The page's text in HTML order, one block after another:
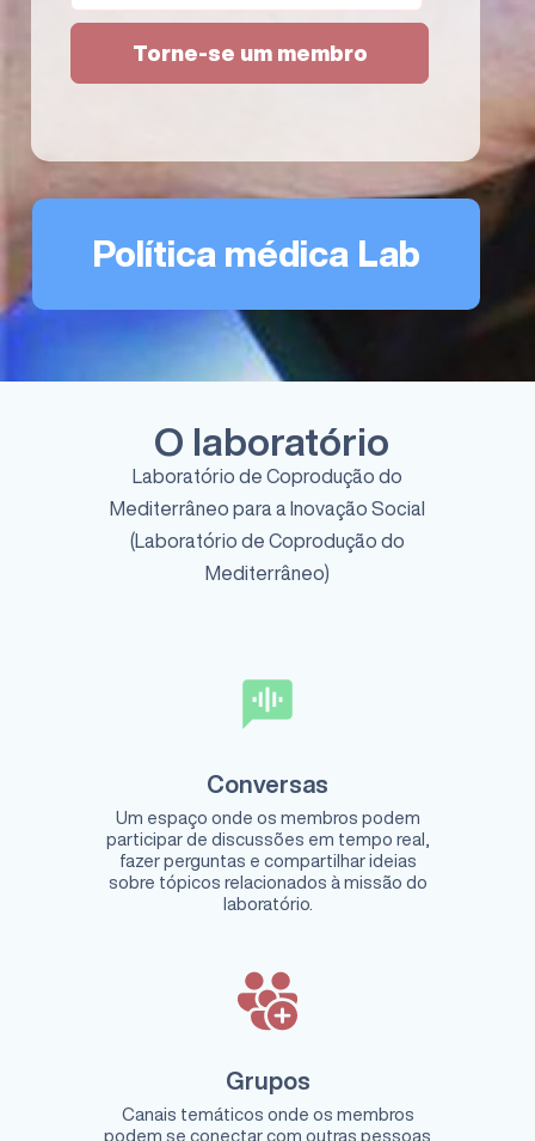
Torne-se um membro
Política médica Lab
O laboratório
Laboratório de Coprodução do
Mediterrâneo para a Inovação Social
(Laboratório de Coprodução do
Mediterrâneo)
Conversas
Um espaço onde os membros podem
participar de discussões em tempo real,
fazer perguntas e compartilhar ideias
sobre tópicos relacionados à missão do
laboratório.
Grupos
Canais temáticos onde os membros
podem se conectar com outras pessoas